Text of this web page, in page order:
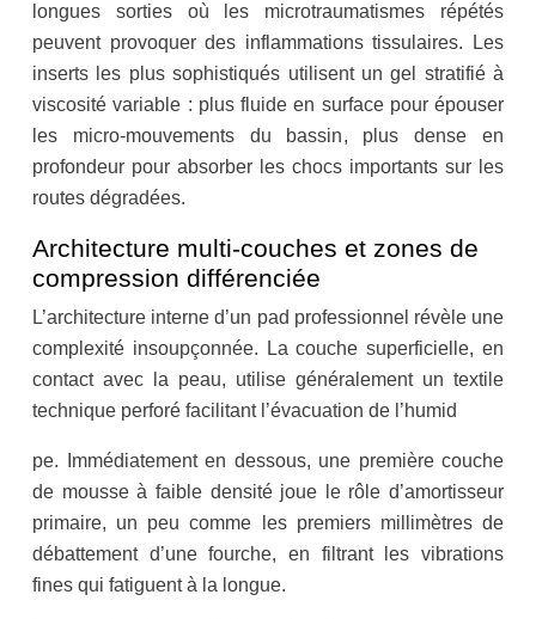
longues sorties où les microtraumatismes répétés
peuvent provoquer des inflammations tissulaires. Les
inserts les plus sophistiqués utilisent un gel stratifié à
viscosité variable : plus fluide en surface pour épouser
les micro-mouvements du bassin, plus dense en
profondeur pour absorber les chocs importants sur les
routes dégradées.
Architecture multi-couches et zones de
compression différenciée
L’architecture interne d’un pad professionnel révèle une
complexité insoupçonnée. La couche superficielle, en
contact avec la peau, utilise généralement un textile
technique perforé facilitant l’évacuation de l’humid
pe. Immédiatement en dessous, une première couche
de mousse à faible densité joue le rôle d’amortisseur
primaire, un peu comme les premiers millimètres de
débattement d’une fourche, en filtrant les vibrations
fines qui fatiguent à la longue.